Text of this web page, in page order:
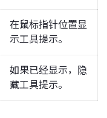
在鼠标指针位置显
示工具提示。
如果已经显示，隐
藏工具提示。